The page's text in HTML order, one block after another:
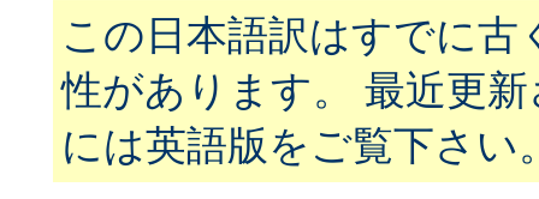
この日本語訳はすでに古
性があります。 最近更
には英語版をご覧下さい